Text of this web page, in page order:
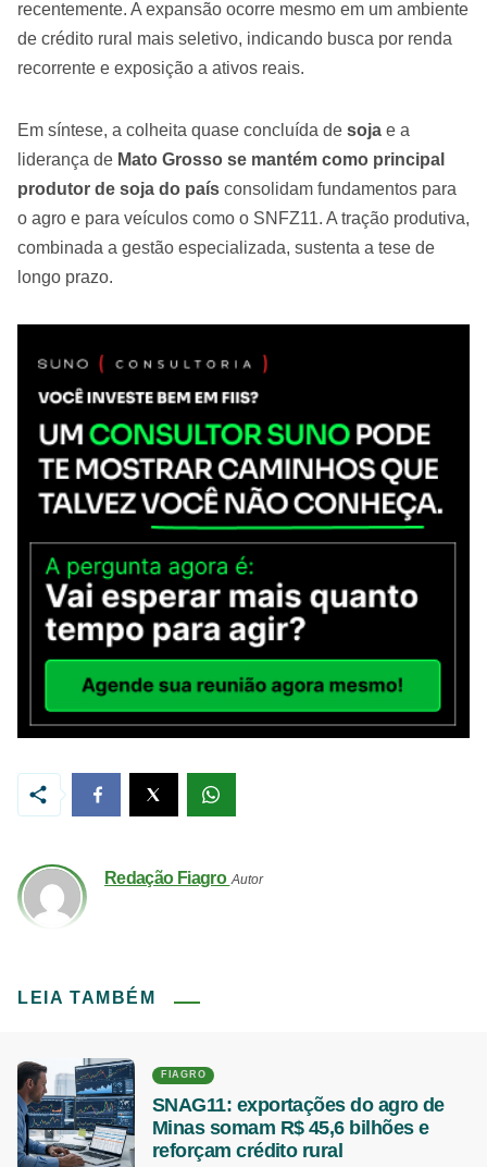
recentemente. A expansão ocorre mesmo em um ambiente
de crédito rural mais seletivo, indicando busca por renda
recorrente e exposição a ativos reais.
Em síntese, a colheita quase concluída de soja e a
liderança de Mato Grosso se mantém como principal
produtor de soja do país consolidam fundamentos para
o agro e para veículos como o SNFZ11. A tração produtiva,
combinada a gestão especializada, sustenta a tese de
longo prazo.
Redação Fiagro Autor
LEIA TAMBÉM
FIAGRO
SNAG11: exportações do agro de
Minas somam R$ 45,6 bilhões e
reforçam crédito rural